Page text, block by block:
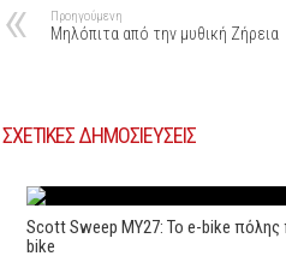
Προηγούμενη
Μηλόπιτα από την μυθική Ζήρεια
ΣΧΕΤΙΚΕΣ ΔΗΜΟΣΙΕΥΣΕΙΣ
Scott Sweep MY27: Το e-bike πόλης
bike